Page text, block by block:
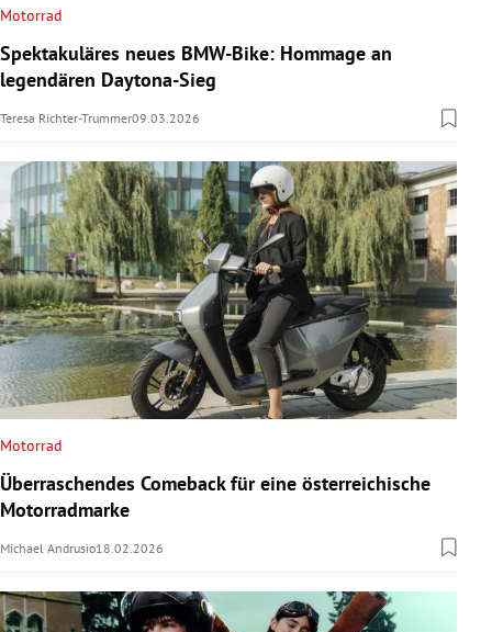
Motorrad
Spektakuläres neues BMW-Bike: Hommage an
legendären Daytona-Sieg
Teresa Richter-Trummer09.03.2026
Motorrad
Überraschendes Comeback für eine österreichische
Motorradmarke
Michael Andrusio18.02.2026